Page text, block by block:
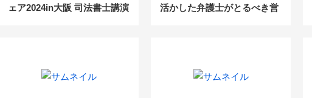
ェア2024in大阪 司法書士講演
活かした弁護士がとるべき営